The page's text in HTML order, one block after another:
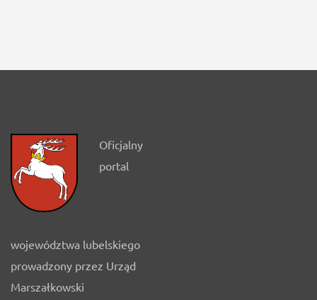
Oficjalny
portal
województwa lubelskiego
prowadzony przez Urząd
Marszałkowski